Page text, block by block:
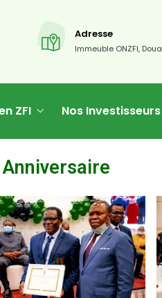
Adresse
Immeuble ONZFI,
ZFI Nos Investisseurs